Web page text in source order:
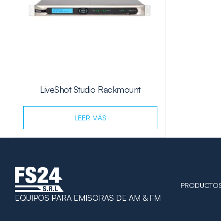
LiveShot Studio Rackmount
LEER MÁS
EQUIPOS PARA EMISORAS DE AM & FM